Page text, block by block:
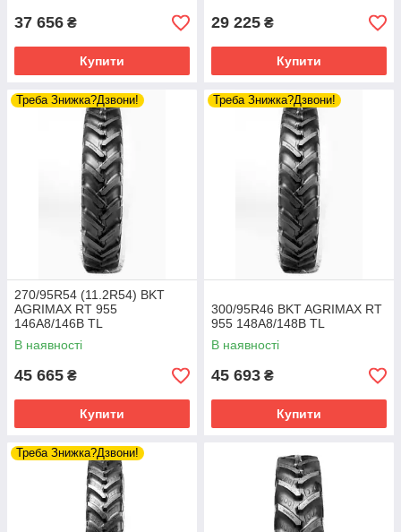
37 656 ₴
Купити
29 225 ₴
Купити
Треба Знижка?Дзвони!
270/95R54 (11.2R54) BKT
AGRIMAX RT 955
146A8/146B TL
В наявності
45 665 ₴
Купити
Треба Знижка?Дзвони!
300/95R46 BKT AGRIMAX RT
955 148A8/148B TL
В наявності
45 693 ₴
Купити
Треба Знижка?Дзвони!